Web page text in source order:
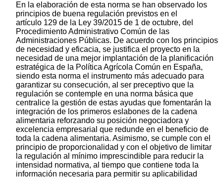
En la elaboración de esta norma se han observado los
principios de buena regulación previstos en el
artículo 129 de la Ley 39/2015 de 1 de octubre, del
Procedimiento Administrativo Común de las
Administraciones Públicas. De acuerdo con los principios
de necesidad y eficacia, se justifica el proyecto en la
necesidad de una mejor implantación de la planificación
estratégica de la Política Agrícola Común en España,
siendo esta norma el instrumento más adecuado para
garantizar su consecución, al ser preceptivo que la
regulación se contemple en una norma básica que
centralice la gestión de estas ayudas que fomentarán la
integración de los primeros eslabones de la cadena
alimentaria reforzando su posición negociadora y
excelencia empresarial que redunde en el beneficio de
toda la cadena alimentaria. Asimismo, se cumple con el
principio de proporcionalidad y con el objetivo de limitar
la regulación al mínimo imprescindible para reducir la
intensidad normativa, al tiempo que contiene toda la
información necesaria para permitir su aplicabilidad